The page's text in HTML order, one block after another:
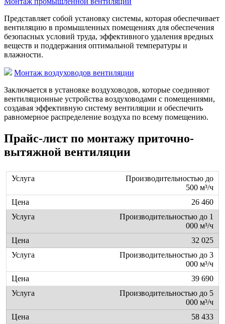
Представляет собой установку системы, которая обеспечивает
вентиляцию в промышленных помещениях для обеспечения
безопасных условий труда, эффективного удаления вредных
веществ и поддержания оптимальной температуры и
влажности.
Монтаж воздуховодов вентиляции
Заключается в установке воздуховодов, которые соединяют
вентиляционные устройства воздуховодами с помещениями,
создавая эффективную систему вентиляции и обеспечить
равномерное распределение воздуха по всему помещению.
Прайс-лист по монтажу приточно-
вытяжной вентиляции
Производительностью до
500 м³/ч
26 460
Производительностью до 1
000 м³/ч
32 025
Производительностью до 3
000 м³/ч
39 690
Производительностью до 5
000 м³/ч
58 433